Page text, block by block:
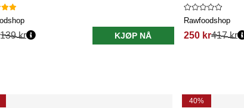
139 kr KJØP NÅ
Rawfoodshop
250 kr417 kr
40%